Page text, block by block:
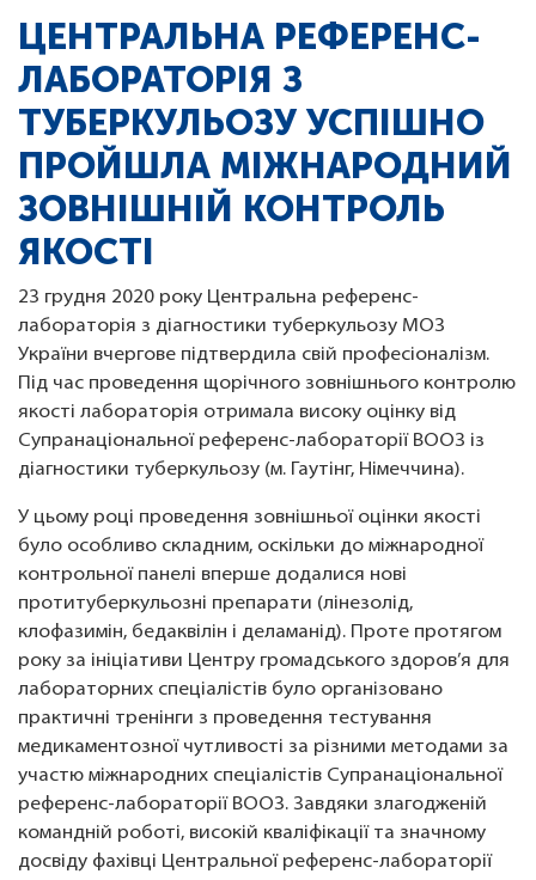
ЦЕНТРАЛЬНА РЕФЕРЕНС-
ЛАБОРАТОРІЯ З
ТУБЕРКУЛЬОЗУ УСПІШНО
ПРОЙШЛА МІЖНАРОДНИЙ
ЗОВНІШНІЙ КОНТРОЛЬ
ЯКОСТІ
23 грудня 2020 року Центральна референс-
лабораторія з діагностики туберкульозу МОЗ
України вчергове підтвердила свій професіоналізм.
Під час проведення щорічного зовнішнього контролю
якості лабораторія отримала високу оцінку від
Супранаціональної референс-лабораторії ВООЗ із
діагностики туберкульозу (м. Гаутінг, Німеччина).
У цьому році проведення зовнішньої оцінки якості
було особливо складним, оскільки до міжнародної
контрольної панелі вперше додалися нові
протитуберкульозні препарати (лінезолід,
клофазимін, бедаквілін і деламанід). Проте протягом
року за ініціативи Центру громадського здоров’я для
лабораторних спеціалістів було організовано
практичні тренінги з проведення тестування
медикаментозної чутливості за різними методами за
участю міжнародних спеціалістів Супранаціональної
референс-лабораторії ВООЗ. Завдяки злагодженій
командній роботі, високій кваліфікації та значному
досвіду фахівці Центральної референс-лабораторії